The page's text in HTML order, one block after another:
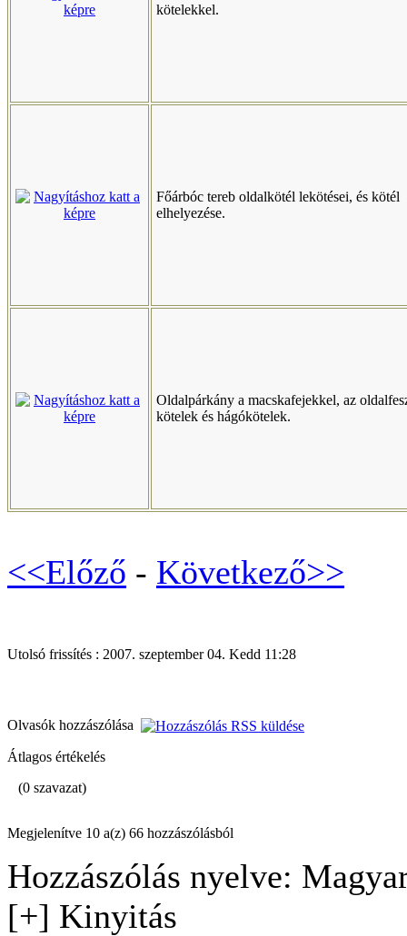
kötelekkel.
Főárbóc tereb oldalkötél lekötései, és kötél
elhelyezése.
Oldalpárkány a macskafejekkel, az
kötelek és hágókötelek.
<<Előző - Következő>>
Utolsó frissítés : 2007. szeptember 04. Kedd 11:28
Olvasók hozzászólása
Átlagos értékelés
(0 szavazat)
Megjelenítve 10 a(z) 66 hozzászólásból
Hozzászólás nyelve:
[+] Kinyitás